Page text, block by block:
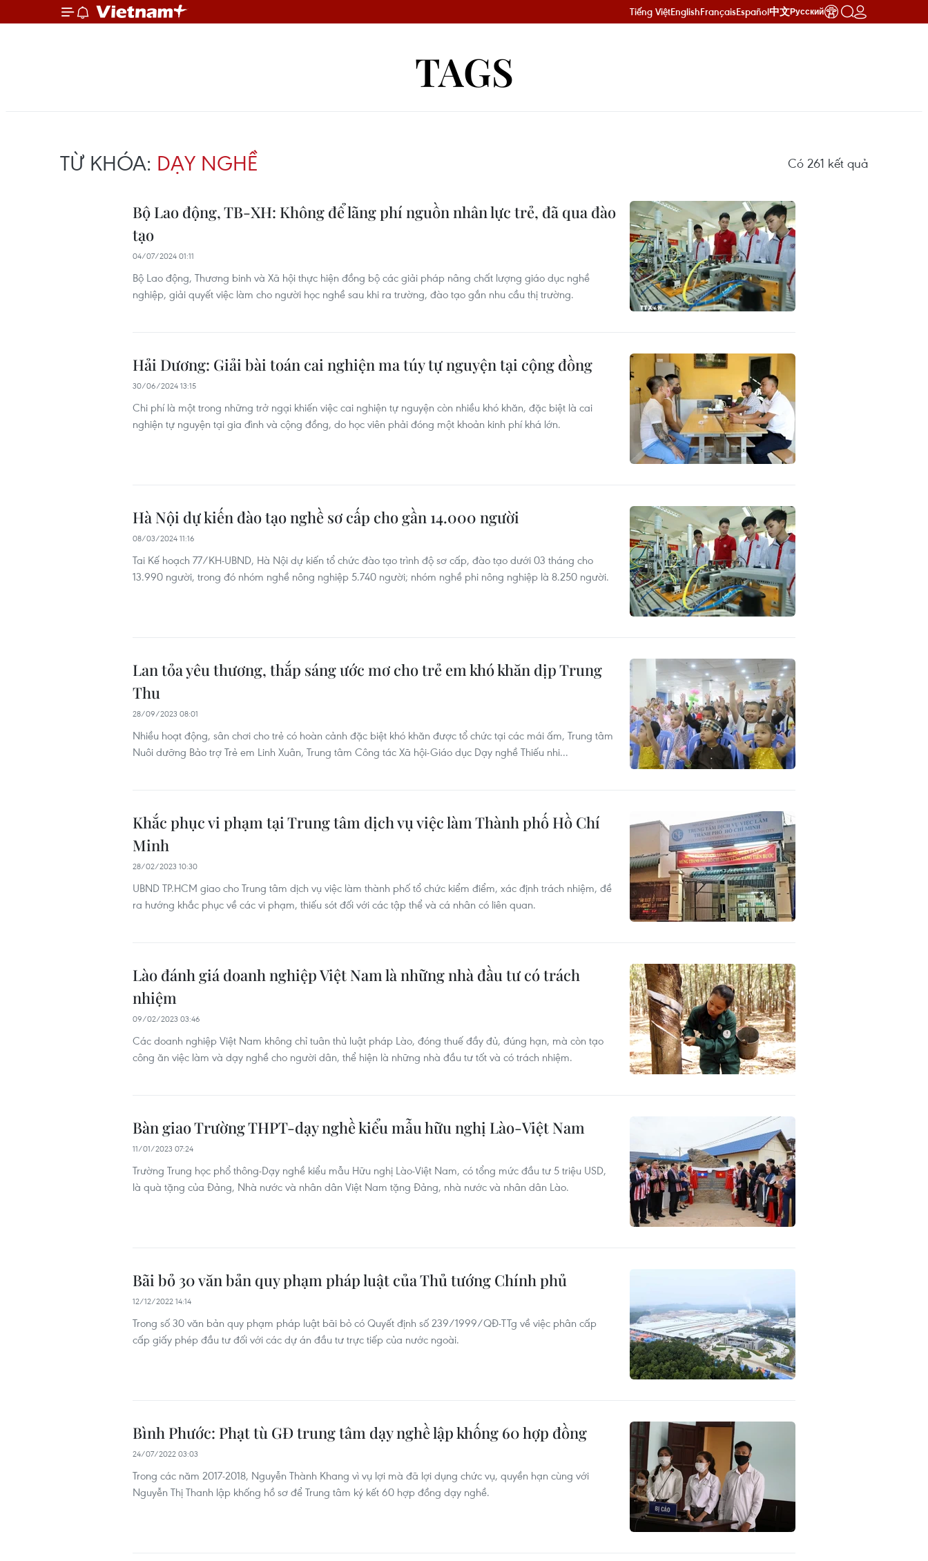
Tiếng ViệtEnglishFrançaisEspañol中文Русский
TAGS
TỪ KHÓA: DẠY NGHỀ Có 261 kết quả
Bộ Lao động, TB-XH: Không để lãng phí nguồn nhân lực trẻ, đã qua đào
tạo
04/07/2024 01:11
Bộ Lao động, Thương binh và Xã hội thực hiện đồng bộ các giải pháp nâng chất lượng giáo dục nghề
nghiệp, giải quyết việc làm cho người học nghề sau khi ra trường, đào tạo gắn nhu cầu thị trường.
Hải Dương: Giải bài toán cai nghiện ma túy tự nguyện tại cộng đồng
30/06/2024 13:15
Chi phí là một trong những trở ngại khiến việc cai nghiện tự nguyện còn nhiều khó khăn, đặc biệt là cai
nghiện tự nguyện tại gia đình và cộng đồng, do học viên phải đóng một khoản kinh phí khá lớn.
Hà Nội dự kiến đào tạo nghề sơ cấp cho gần 14.000 người
08/03/2024 11:16
Tai Kế hoạch 77/KH-UBND, Hà Nội dự kiến tổ chức đào tạo trình độ sơ cấp, đào tạo dưới 03 tháng cho
13.990 người, trong đó nhóm nghề nông nghiệp 5.740 người; nhóm nghề phi nông nghiệp là 8.250 người.
Lan tỏa yêu thương, thắp sáng ước mơ cho trẻ em khó khăn dịp Trung
Thu
28/09/2023 08:01
Nhiều hoạt động, sân chơi cho trẻ có hoàn cảnh đặc biệt khó khăn được tổ chức tại các mái ấm, Trung tâm
Nuôi dưỡng Bảo trợ Trẻ em Linh Xuân, Trung tâm Công tác Xã hội-Giáo dục Dạy nghề Thiếu nhi...
Khắc phục vi phạm tại Trung tâm dịch vụ việc làm Thành phố Hồ Chí
Minh
28/02/2023 10:30
UBND TP.HCM giao cho Trung tâm dịch vụ việc làm thành phố tổ chức kiểm điểm, xác định trách nhiệm, đề
ra hướng khắc phục về các vi phạm, thiếu sót đối với các tập thể và cá nhân có liên quan.
Lào đánh giá doanh nghiệp Việt Nam là những nhà đầu tư có trách
nhiệm
09/02/2023 03:46
Các doanh nghiệp Việt Nam không chỉ tuân thủ luật pháp Lào, đóng thuế đầy đủ, đúng hạn, mà còn tạo
công ăn việc làm và dạy nghề cho người dân, thể hiện là những nhà đầu tư tốt và có trách nhiệm.
Bàn giao Trường THPT-dạy nghề kiểu mẫu hữu nghị Lào-Việt Nam
11/01/2023 07:24
Trường Trung học phổ thông-Dạy nghề kiểu mẫu Hữu nghị Lào-Việt Nam, có tổng mức đầu tư 5 triệu USD,
là quà tặng của Đảng, Nhà nước và nhân dân Việt Nam tặng Đảng, nhà nước và nhân dân Lào.
Bãi bỏ 30 văn bản quy phạm pháp luật của Thủ tướng Chính phủ
12/12/2022 14:14
Trong số 30 văn bản quy phạm pháp luật bãi bỏ có Quyết định số 239/1999/QĐ-TTg về việc phân cấp
cấp giấy phép đầu tư đối với các dự án đầu tư trực tiếp của nước ngoài.
Bình Phước: Phạt tù GĐ trung tâm dạy nghề lập khống 60 hợp đồng
24/07/2022 03:03
Trong các năm 2017-2018, Nguyễn Thành Khang vì vụ lợi mà đã lợi dụng chức vụ, quyền hạn cùng với
Nguyễn Thị Thanh lập khống hồ sơ để Trung tâm ký kết 60 hợp đồng dạy nghề.